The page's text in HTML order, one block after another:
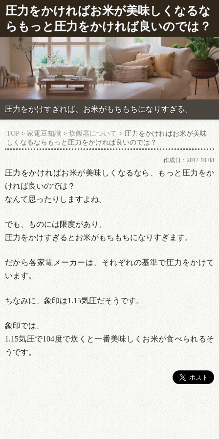
圧力をかければお米が美味しくなるな
らもっと圧力をかければ良いのでは？
圧力をかけすぎれば、お米がもちもちになりすぎる。
TOP > 家電豆知識 > 炊飯器について > 圧力をかければお米が美味
しくなるならもっと圧力をかければ良いのでは？
作成日： 2017-10-08
圧力をかければお米が美味しくなるなら、もっと圧力をか
ければ良いのでは？
なんて思ったりしますよね。
でも、ものには限度があり、
圧力をかけすぎるとお米がもちもちになりすぎます。
だから各家電メーカーは、それぞれの基準で圧力をかけて
います。
ちなみに、象印は1.15気圧だそうです。
象印では、
1.15気圧で104度で炊くと一番美味しくお米が食べられるそ
うです。